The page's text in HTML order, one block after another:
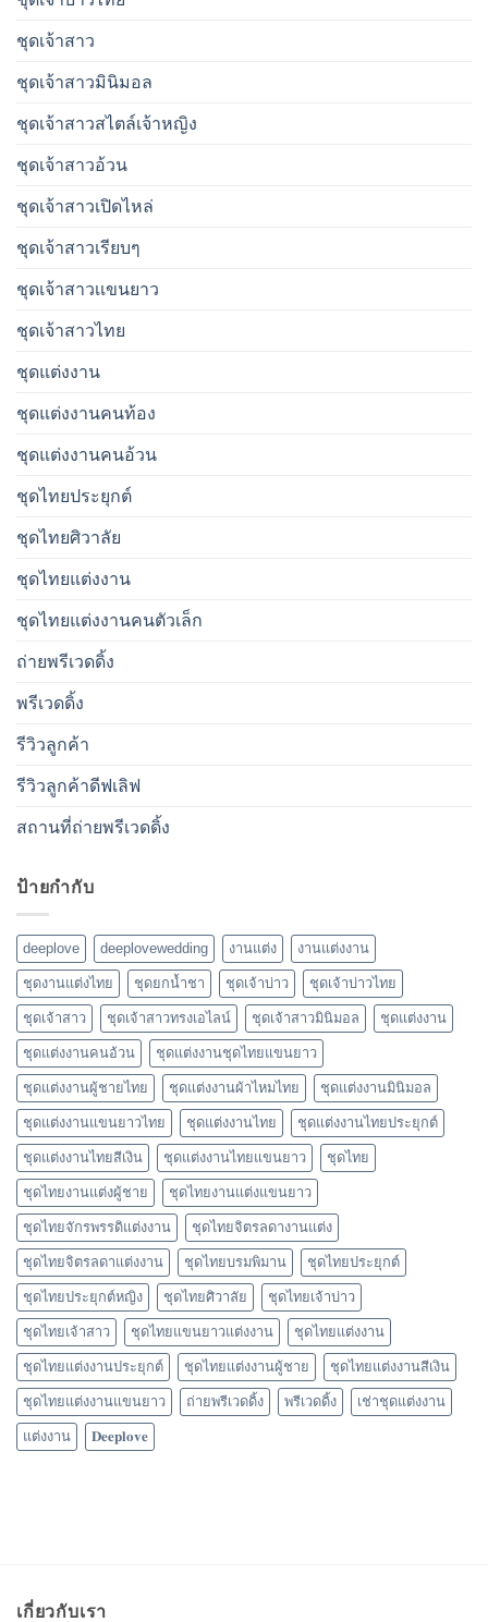
ชุดเจ้าสาว
ชุดเจ้าสาวมินิมอล
ชุดเจ้าสาวสไตล์เจ้าหญิง
ชุดเจ้าสาวอ้วน
ชุดเจ้าสาวเปิดไหล่
ชุดเจ้าสาวเรียบๆ
ชุดเจ้าสาวเเขนยาว
ชุดเจ้าสาวไทย
ชุดแต่งงาน
ชุดแต่งงานคนท้อง
ชุดแต่งงานคนอ้วน
ชุดไทยประยุกต์
ชุดไทยศิวาลัย
ชุดไทยแต่งงาน
ชุดไทยแต่งงานคนตัวเล็ก
ถ่ายพรีเวดดิ้ง
พรีเวดดิ้ง
รีวิวลูกค้า
รีวิวลูกค้าดีฟเลิฟ
สถานที่ถ่ายพรีเวดดิ้ง
ป้ายกำกับ
deeplove deeplovewedding งานแต่ง งานแต่งงาน
ชุดงานแต่งไทย ชุดยกน้ำชา ชุดเจ้าบ่าว ชุดเจ้าบ่าวไทย
ชุดเจ้าสาว ชุดเจ้าสาวทรงเอไลน์ ชุดเจ้าสาวมินิมอล ชุดแต่งงาน
ชุดแต่งงานคนอ้วน ชุดแต่งงานชุดไทยแขนยาว
ชุดแต่งงานผู้ชายไทย ชุดแต่งงานผ้าไหมไทย ชุดแต่งงานมินิมอล
ชุดแต่งงานแขนยาวไทย ชุดแต่งงานไทย ชุดแต่งงานไทยประยุกต์
ชุดแต่งงานไทยสีเงิน ชุดแต่งงานไทยแขนยาว ชุดไทย
ชุดไทยงานแต่งผู้ชาย ชุดไทยงานแต่งแขนยาว
ชุดไทยจักรพรรดิแต่งงาน ชุดไทยจิตรลดางานแต่ง
ชุดไทยจิตรลดาแต่งงาน ชุดไทยบรมพิมาน ชุดไทยประยุกต์
ชุดไทยประยุกต์หญิง ชุดไทยศิวาลัย ชุดไทยเจ้าบ่าว
ชุดไทยเจ้าสาว ชุดไทยแขนยาวแต่งงาน ชุดไทยแต่งงาน
ชุดไทยแต่งงานประยุกต์ ชุดไทยแต่งงานผู้ชาย ชุดไทยแต่งงานสีเงิน
ชุดไทยแต่งงานแขนยาว ถ่ายพรีเวดดิ้ง พรีเวดดิ้ง เช่าชุดแต่งงาน
แต่งงาน 𝐃𝐞𝐞𝐩𝐥𝐨𝐯𝐞
เกี่ยวกับเรา